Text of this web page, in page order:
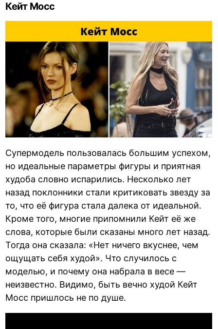
Кейт Мосс
Супермодель пользовалась большим успехом,
но идеальные параметры фигуры и приятная
худоба словно испарились. Несколько лет
назад поклонники стали критиковать звезду за
то, что её фигура стала далека от идеальной.
Кроме того, многие припомнили Кейт её же
слова, которые были сказаны много лет назад.
Тогда она сказала: «Нет ничего вкуснее, чем
ощущать себя худой». Что случилось с
моделью, и почему она набрала в весе —
неизвестно. Видимо, быть вечно худой Кейт
Мосс пришлось не по душе.